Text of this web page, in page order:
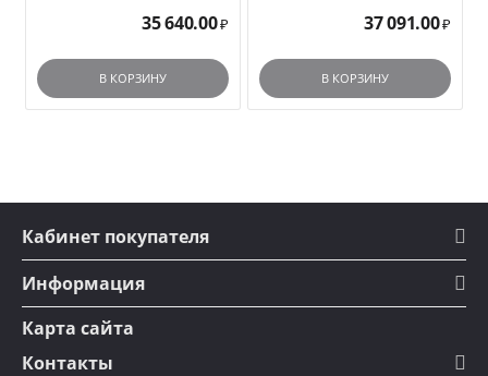
35 640.00 ₽
В КОРЗИНУ
37 091.00 ₽
В КОРЗИНУ
Кабинет покупателя
Информация
Карта сайта
Контакты